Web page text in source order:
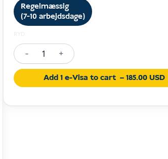
Regelmæssig
(7-10 arbejdsdage)
-
C22A/C22B
Single-
Entry
+
Add 1 e-Visa to cart – 185.00 USD